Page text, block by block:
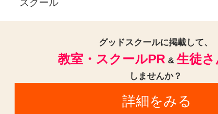
伊勢原市(1)
三浦郡葉山町(1)
足柄下郡湯河
鴨宮駅(神奈川)(2)
大船駅(2)
戸塚駅(2)
藤が丘
あざみ野駅(2)
鎌倉駅(2)
若葉
武蔵溝ノ口駅(2)
南林間駅(2)
大倉山駅(神奈川
スクール
グッドスクールに掲載して、
教室・スクールPR & 生徒
しませんか？
詳細をみる